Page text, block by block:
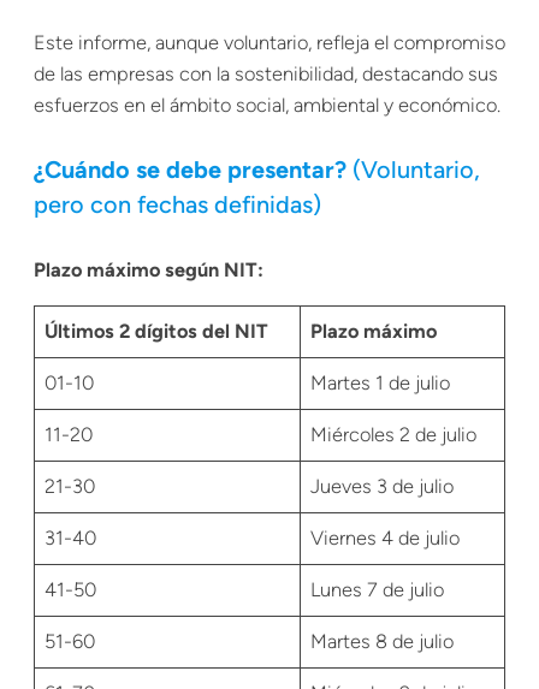
Este informe, aunque voluntario, refleja el compromiso
de las empresas con la sostenibilidad, destacando sus
esfuerzos en el ámbito social, ambiental y económico.
¿Cuándo se debe presentar? (Voluntario,
pero con fechas definidas)
Plazo máximo según NIT:
Últimos 2 dígitos del NIT Plazo máximo
01-10 Martes 1 de julio
11-20 Miércoles 2 de julio
21-30 Jueves 3 de julio
31-40 Viernes 4 de julio
41-50 Lunes 7 de julio
51-60 Martes 8 de julio